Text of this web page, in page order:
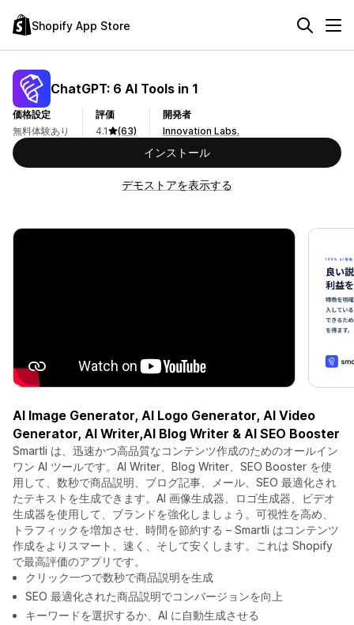
Shopify App Store
ChatGPT: 6 AI Tools in 1
価格設定
無料体験あり
評価
4.1
(63)
開発者
Innovation Labs.
インストール
デモストアを表示する
AI Image Generator, AI Logo Generator, AI Video
Generator, AI Writer,AI Blog Writer & AI SEO Booster
Smartli は、迅速かつ高品質なコンテンツ作成のためのオールイン
ワン AI ツールです。AI Writer、Blog Writer、SEO Booster を使
用して、数秒で商品説明、ブログ記事、メール、SEO 最適化され
たテキストを生成できます。AI 画像生成器、ロゴ生成器、ビデオ
生成器を使用して、ブランドを強化しましょう。可視性を高め、
トラフィックを増加させ、時間を節約する – Smartli はコンテンツ
作成をよりスマート、速く、そして安くします。これは Shopify
で最高評価のアプリです。
クリック一つで数秒で商品説明を生成
SEO 最適化された商品説明でコンバージョンを向上
キーワードを選択するか、AI に自動生成させる